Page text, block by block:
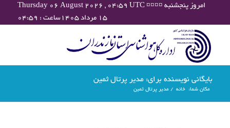
Thursday 06 August 2026 , 04:59 UTC ¤¤¤¤ امروز پنجشنبه
۱۵ مرداد ۱۴۰۵ساعت : ۰۴:۵۹
بایگانی نویسنده برای: مدیر پرتال ثمین
مکان شما: خانه / مدیر پرتال ثمین